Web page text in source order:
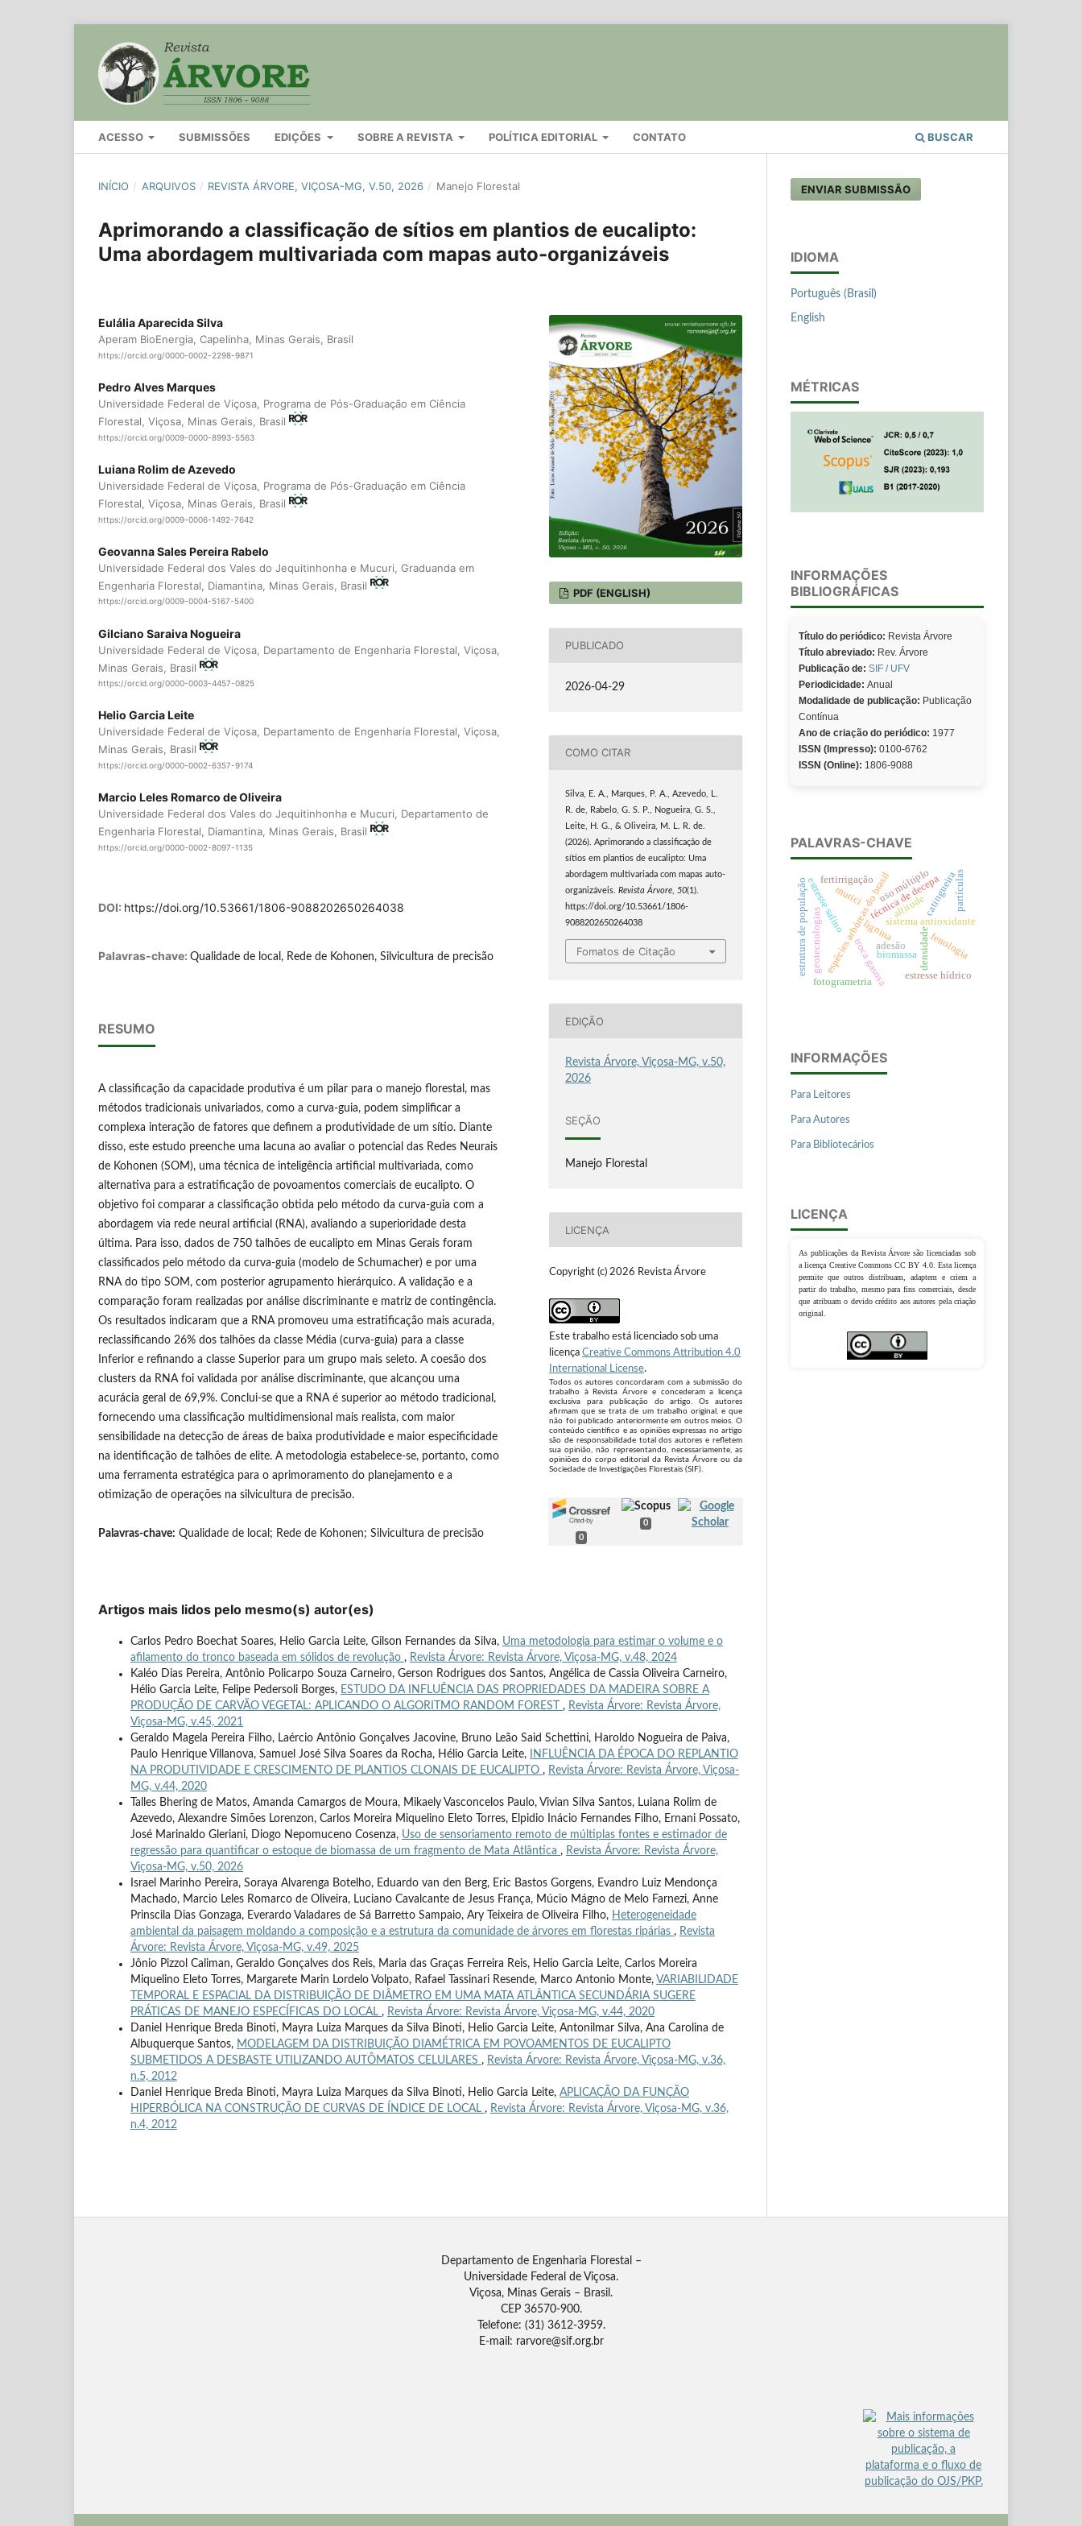
ACESSO SUBMISSÕES EDIÇÕES SOBRE A REVISTA POLÍTICA EDITORIAL CONTATO BUSCAR
INÍCIO / ARQUIVOS / REVISTA ÁRVORE, VIÇOSA-MG, V.50, 2026 / Manejo Florestal
Aprimorando a classificação de sítios em plantios de eucalipto:
Uma abordagem multivariada com mapas auto-organizáveis
Eulália Aparecida Silva
Aperam BioEnergia, Capelinha, Minas Gerais, Brasil
https://orcid.org/0000-0002-2298-9871
Pedro Alves Marques
Universidade Federal de Viçosa, Programa de Pós-Graduação em Ciência
Florestal, Viçosa, Minas Gerais, Brasil
https://orcid.org/0009-0000-8993-5563
Luiana Rolim de Azevedo
Universidade Federal de Viçosa, Programa de Pós-Graduação em Ciência
Florestal, Viçosa, Minas Gerais, Brasil
https://orcid.org/0009-0006-1492-7642
Geovanna Sales Pereira Rabelo
Universidade Federal dos Vales do Jequitinhonha e Mucuri, Graduanda em
Engenharia Florestal, Diamantina, Minas Gerais, Brasil
https://orcid.org/0009-0004-5167-5400
Gilciano Saraiva Nogueira
Universidade Federal de Viçosa, Departamento de Engenharia Florestal, Viçosa,
Minas Gerais, Brasil
https://orcid.org/0000-0003-4457-0825
Helio Garcia Leite
Universidade Federal de Viçosa, Departamento de Engenharia Florestal, Viçosa,
Minas Gerais, Brasil
https://orcid.org/0000-0002-6357-9174
Marcio Leles Romarco de Oliveira
Universidade Federal dos Vales do Jequitinhonha e Mucuri, Departamento de
Engenharia Florestal, Diamantina, Minas Gerais, Brasil
https://orcid.org/0000-0002-8097-1135
DOI: https://doi.org/10.53661/1806-9088202650264038
Palavras-chave: Qualidade de local, Rede de Kohonen, Silvicultura de precisão
RESUMO
A classificação da capacidade produtiva é um pilar para o manejo florestal, mas
métodos tradicionais univariados, como a curva-guia, podem simplificar a
complexa interação de fatores que definem a produtividade de um sítio. Diante
disso, este estudo preenche uma lacuna ao avaliar o potencial das Redes Neurais
de Kohonen (SOM), uma técnica de inteligência artificial multivariada, como
alternativa para a estratificação de povoamentos comerciais de eucalipto. O
objetivo foi comparar a classificação obtida pelo método da curva-guia com a
abordagem via rede neural artificial (RNA), avaliando a superioridade desta
última. Para isso, dados de 750 talhões de eucalipto em Minas Gerais foram
classificados pelo método da curva-guia (modelo de Schumacher) e por uma
RNA do tipo SOM, com posterior agrupamento hierárquico. A validação e a
comparação foram realizadas por análise discriminante e matriz de contingência.
Os resultados indicaram que a RNA promoveu uma estratificação mais acurada,
reclassificando 26% dos talhões da classe Média (curva-guia) para a classe
Inferior e refinando a classe Superior para um grupo mais seleto. A coesão dos
clusters da RNA foi validada por análise discriminante, que alcançou uma
acurácia geral de 69,9%. Conclui-se que a RNA é superior ao método tradicional,
fornecendo uma classificação multidimensional mais realista, com maior
sensibilidade na detecção de áreas de baixa produtividade e maior especificidade
na identificação de talhões de elite. A metodologia estabelece-se, portanto, como
uma ferramenta estratégica para o aprimoramento do planejamento e a
otimização de operações na silvicultura de precisão.
Palavras-chave: Qualidade de local; Rede de Kohonen; Silvicultura de precisão
PDF (ENGLISH)
PUBLICADO
2026-04-29
COMO CITAR
Silva, E. A., Marques, P. A., Azevedo, L.
R. de, Rabelo, G. S. P., Nogueira, G. S.,
Leite, H. G., & Oliveira, M. L. R. de.
(2026). Aprimorando a classificação de
sítios em plantios de eucalipto: Uma
abordagem multivariada com mapas auto-
organizáveis.Revista Árvore 50(1).
https://doi.org/10.53661/1806-
9088202650264038
Fomatos de Citação
EDIÇÃO
Revista Árvore, Viçosa-MG, v.50,
2026
SEÇÃO
Manejo Florestal
LICENÇA
Copyright (c) 2026 Revista Árvore
Este trabalho está licenciado sob uma
licença Creative Commons Attribution 4.0
International License.
Todos os autores concordaram com a submissão do
trabalho à Revista Árvore e concederam a licença
exclusiva para publicação do artigo. Os autores
afirmam que se trata de um trabalho original, e que
não foi publicado anteriormente em outros meios. O
conteúdo científico e as opiniões expressas no artigo
são de responsabilidade total dos autores e refletem
sua opinião, não representando, necessariamente, as
opiniões do corpo editorial da Revista Árvore ou da
Sociedade de Investigações Florestais (SIF).
0
0
Artigos mais lidos pelo mesmo(s) autor(es)
Carlos Pedro Boechat Soares, Helio Garcia Leite, Gilson Fernandes da Silva, Uma metodologia para estimar o volume e o
afilamento do tronco baseada em sólidos de revolução , Revista Árvore: Revista Árvore, Viçosa-MG, v.48, 2024
Kaléo Dias Pereira, Antônio Policarpo Souza Carneiro, Gerson Rodrigues dos Santos, Angélica de Cassia Oliveira Carneiro,
Hélio Garcia Leite, Felipe Pedersoli Borges, ESTUDO DA INFLUÊNCIA DAS PROPRIEDADES DA MADEIRA SOBRE A
PRODUÇÃO DE CARVÃO VEGETAL: APLICANDO O ALGORITMO RANDOM FOREST , Revista Árvore: Revista Árvore,
Viçosa-MG, v.45, 2021
Geraldo Magela Pereira Filho, Laércio Antônio Gonçalves Jacovine, Bruno Leão Said Schettini, Haroldo Nogueira de Paiva,
Paulo Henrique Villanova, Samuel José Silva Soares da Rocha, Hélio Garcia Leite,
INFLUÊNCIA DA ÉPOCA DO REPLANTIO
NA PRODUTIVIDADE E CRESCIMENTO DE PLANTIOS CLONAIS DE EUCALIPTO , Revista Árvore: Revista Árvore, Viçosa-
MG, v.44, 2020
Talles Bhering de Matos, Amanda Camargos de Moura, Mikaely Vasconcelos Paulo, Vivian Silva Santos, Luiana Rolim de
Azevedo, Alexandre Simões Lorenzon, Carlos Moreira Miquelino Eleto Torres, Elpidio Inácio Fernandes Filho, Ernani Possato,
José Marinaldo Gleriani, Diogo Nepomuceno Cosenza, Uso de sensoriamento remoto de múltiplas fontes e estimador de
regressão para quantificar o estoque de biomassa de um fragmento de Mata Atlântica , Revista Árvore: Revista Árvore,
Viçosa-MG, v.50, 2026
Israel Marinho Pereira, Soraya Alvarenga Botelho, Eduardo van den Berg, Eric Bastos Gorgens, Evandro Luiz Mendonça
Machado, Marcio Leles Romarco de Oliveira, Luciano Cavalcante de Jesus França, Múcio Mágno de Melo Farnezi, Anne
Prinscila Dias Gonzaga, Everardo Valadares de Sá Barretto Sampaio, Ary Teixeira de Oliveira Filho, Heterogeneidade
ambiental da paisagem moldando a composição e a estrutura da comunidade de árvores em florestas ripárias , Revista
Árvore: Revista Árvore, Viçosa-MG, v.49, 2025
Jônio Pizzol Caliman, Geraldo Gonçalves dos Reis, Maria das Graças Ferreira Reis, Helio Garcia Leite, Carlos Moreira
Miquelino Eleto Torres, Margarete Marin Lordelo Volpato, Rafael Tassinari Resende, Marco Antonio Monte, VARIABILIDADE
TEMPORAL E ESPACIAL DA DISTRIBUIÇÃO DE DIÂMETRO EM UMA MATA ATLÂNTICA SECUNDÁRIA SUGERE
PRÁTICAS DE MANEJO ESPECÍFICAS DO LOCAL , Revista Árvore: Revista Árvore, Viçosa-MG, v.44, 2020
Daniel Henrique Breda Binoti, Mayra Luiza Marques da Silva Binoti, Helio Garcia Leite, Antonilmar Silva, Ana Carolina de
Albuquerque Santos, MODELAGEM DA DISTRIBUIÇÃO DIAMÉTRICA EM POVOAMENTOS DE EUCALIPTO
SUBMETIDOS A DESBASTE UTILIZANDO AUTÔMATOS CELULARES , Revista Árvore: Revista Árvore, Viçosa-MG, v.36,
n.5, 2012
Daniel Henrique Breda Binoti, Mayra Luiza Marques da Silva Binoti, Helio Garcia Leite, APLICAÇÃO DA FUNÇÃO
HIPERBÓLICA NA CONSTRUÇÃO DE CURVAS DE ÍNDICE DE LOCAL , Revista Árvore: Revista Árvore, Viçosa-MG, v.36,
n.4, 2012
ENVIAR SUBMISSÃO
IDIOMA
Português (Brasil)
English
MÉTRICAS
INFORMAÇÕES
BIBLIOGRÁFICAS
Título do periódico: Revista Árvore
Título abreviado: Rev. Árvore
Publicação de: SIF / UFV
Periodicidade: Anual
Modalidade de publicação: Publicação
Contínua
Ano de criação do periódico: 1977
ISSN (Impresso): 0100-6762
ISSN (Online): 1806-9088
PALAVRAS-CHAVE
biomassa densidade
sistema antioxidante
troca gasosa
espécies arbóreas do brasiltécnica de decepa
lignina
estresse salino catingueira
estresse hídrico
estrutura de população altitude
fotogrametria
fertirrigação
geotecnologias fenologia
murici
adesão
uso múltiplo partículas
INFORMAÇÕES
Para Leitores
Para Autores
Para Bibliotecários
LICENÇA
As publicações da Revista Árvore são licenciadas sob
a licença Creative Commons CC BY 4.0. Esta licença
permite que outros distribuam, adaptem e criem a
partir do trabalho, mesmo para fins comerciais, desde
que atribuam o devido crédito aos autores pela criação
original.
Departamento de Engenharia Florestal –
Universidade Federal de Viçosa.
Viçosa, Minas Gerais – Brasil.
CEP 36570-900.
Telefone: (31) 3612-3959.
E-mail: rarvore@sif.org.br